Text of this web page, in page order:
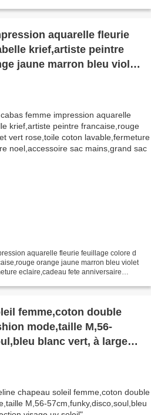
aquarelle fleurie
krief,artiste peintre
jaune marron bleu violet
noel,accessoire
aquarelle fleurie feuillage colore d
orange jaune marron bleu violet
eclaire,cadeau fete anniversaire
femme,coton double
mode,taille M,56-
blanc vert, à large